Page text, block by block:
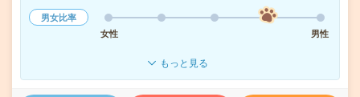
男女比率
女性
男性
もっと見る